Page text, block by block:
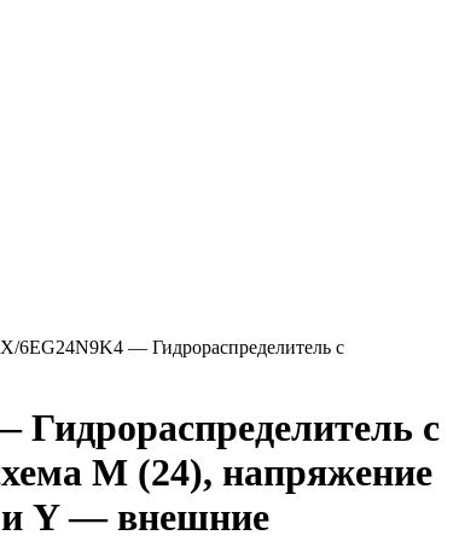
6EG24N9K4 — Гидрораспределитель с
с
M (24), напряжение
и Y — внешние